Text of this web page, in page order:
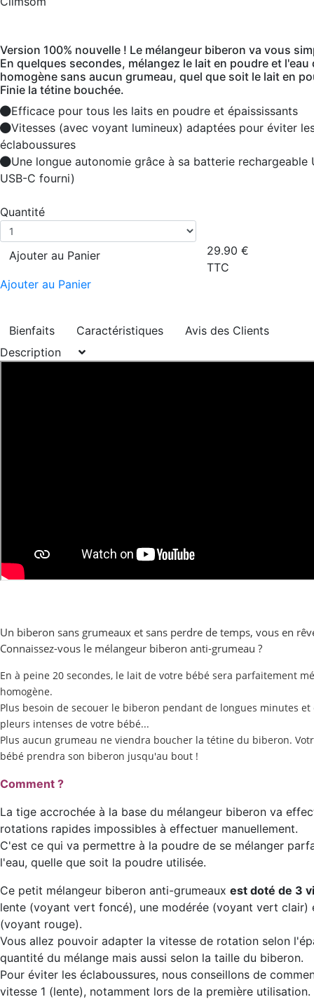
Version 100% nouvelle ! Le mélangeur biberon va vous
En quelques secondes, mélangez le lait en poudre et l'eau
homogène sans aucun grumeau, quel que soit le lait en
Finie la tétine bouchée.
Efficace pour tous les laits en poudre et épaississants
Vitesses (avec voyant lumineux) adaptées pour éviter
éclaboussures
Une longue autonomie grâce à sa batterie rechargeable
USB-C fourni)
Quantité
Ajouter au Panier
Ajouter au Panier
29.90 €
TTC
Bienfaits Caractéristiques
Avis des Clients
Description
Un biberon sans grumeaux et sans perdre de temps, vous en
Connaissez-vous le mélangeur biberon anti-grumeau ?
En à peine 20 secondes, le lait de votre bébé sera parfaitement
homogène.
Plus besoin de secouer le biberon pendant de longues minutes
pleurs intenses de votre bébé...
Plus aucun grumeau ne viendra boucher la tétine du biberon.
bébé prendra son biberon jusqu'au bout !
Comment ?
La tige accrochée à la base du mélangeur biberon va
rotations rapides impossibles à effectuer manuellement.
C'est ce qui va permettre à la poudre de se mélanger
l'eau, quelle que soit la poudre utilisée.
Ce petit mélangeur biberon anti-grumeaux est doté de 3
lente (voyant vert foncé), une modérée (voyant vert clair)
(voyant rouge).
Vous allez pouvoir adapter la vitesse de rotation selon
quantité du mélange mais aussi selon la taille du biberon.
Pour éviter les éclaboussures, nous conseillons de
vitesse 1 (lente), notamment lors de la première utilisation.